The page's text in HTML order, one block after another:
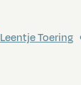
Leentje Toering